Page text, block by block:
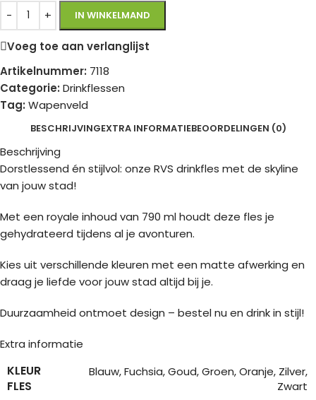
IN WINKELMAND
Voeg toe aan verlanglijst
Artikelnummer: 7118
Categorie: Drinkflessen
Tag: Wapenveld
BESCHRIJVINGEXTRA INFORMATIEBEOORDELINGEN (0)
Beschrijving
Dorstlessend én stijlvol: onze RVS drinkfles met de skyline
van jouw stad!
Met een royale inhoud van 790 ml houdt deze fles je
gehydrateerd tijdens al je avonturen.
Kies uit verschillende kleuren met een matte afwerking en
draag je liefde voor jouw stad altijd bij je.
Duurzaamheid ontmoet design – bestel nu en drink in stijl!
Extra informatie
KLEUR
FLES
Blauw,Fuchsia,Goud,Groen,Oranje, Zilver,
Zwart